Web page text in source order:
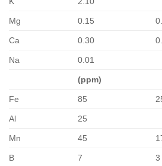
Mg 0.15
Ca 0.30
Na 0.01
(ppm)
Fe 85
Al 25
Mn 45
B 7 3